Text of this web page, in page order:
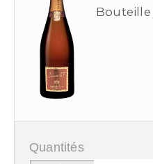
Bouteille
Quantités